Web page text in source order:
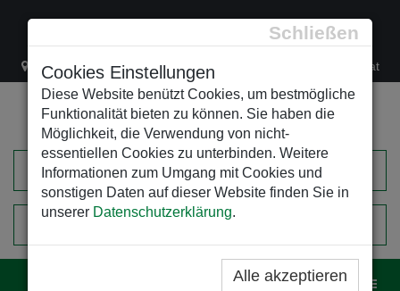
Schließen
Cookies Einstellungen
Diese Website benützt Cookies, um bestmögliche
Funktionalität bieten zu können. Sie haben die
Möglichkeit, die Verwendung von nicht-
essentiellen Cookies zu unterbinden. Weitere
Informationen zum Umgang mit Cookies und
sonstigen Daten auf dieser Website finden Sie in
unserer Datenschutzerklärung.
Alle akzeptieren
Lacknergasse 78 +43/1/470 37 00 office@leso.at
EINKAUFSWAGEN